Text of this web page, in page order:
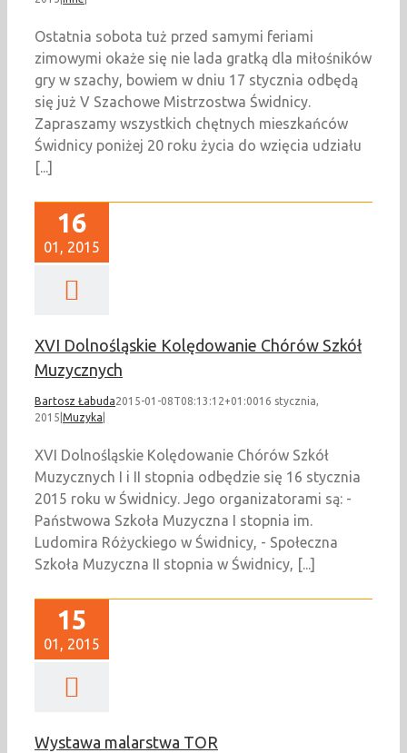
Ostatnia sobota tuż przed samymi feriami
zimowymi okaże się nie lada gratką dla miłośników
gry w szachy, bowiem w dniu 17 stycznia odbędą
się już V Szachowe Mistrzostwa Świdnicy.
Zapraszamy wszystkich chętnych mieszkańców
Świdnicy poniżej 20 roku życia do wzięcia udziału
[...]
16
01, 2015
XVI Dolnośląskie Kolędowanie Chórów Szkół
Muzycznych
Bartosz Łabuda2015-01-08T08:13:12+01:0016 stycznia,
2015 Muzyka
XVI Dolnośląskie Kolędowanie Chórów Szkół
Muzycznych I i II stopnia odbędzie się 16 stycznia
2015 roku w Świdnicy. Jego organizatorami są: -
Państwowa Szkoła Muzyczna I stopnia im.
Ludomira Różyckiego w Świdnicy, - Społeczna
Szkoła Muzyczna II stopnia w Świdnicy, [...]
15
01, 2015
Wystawa malarstwa TOR